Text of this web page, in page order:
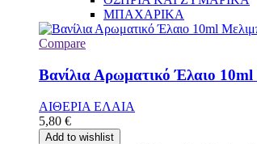
ΜΠΑΧΑΡΙΚΑ
Compare
Βανίλια Αρωματικό Έλαιο
ΑΙΘΕΡΙΑ ΕΛΑΙΑ
5,80 €
Add to wishlist